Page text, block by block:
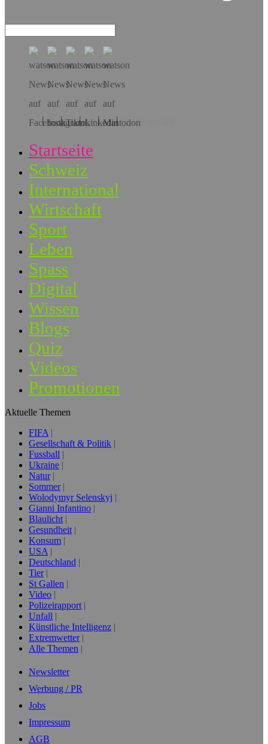
Hol dir die App!
Startseite
Schweiz
International
Wirtschaft
Sport
Leben
Spass
Digital
Wissen
Blogs
Quiz
Videos
Promotionen
Aktuelle Themen
FIFA
Gesellschaft & Politik
Fussball
Ukraine
Natur
Sommer
Wolodymyr Selenskyj
Gianni Infantino
Blaulicht
Gesundheit
Konsum
USA
Deutschland
Tier
St Gallen
Video
Polizeirapport
Unfall
Künstliche Intelligenz
Extremwetter
Alle Themen
Newsletter
Werbung / PR
Jobs
Impressum
AGB